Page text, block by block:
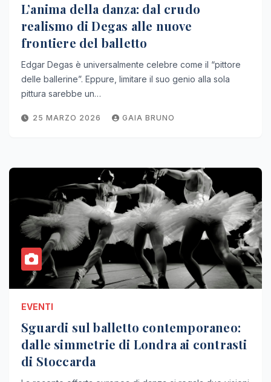
L’anima della danza: dal crudo
realismo di Degas alle nuove
frontiere del balletto
Edgar Degas è universalmente celebre come il “pittore
delle ballerine”. Eppure, limitare il suo genio alla sola
pittura sarebbe un…
25 MARZO 2026 GAIA BRUNO
EVENTI
Sguardi sul balletto contemporaneo:
dalle simmetrie di Londra ai contrasti
di Stoccarda